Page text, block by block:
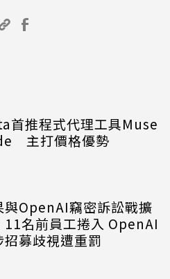
首推程式代理工具Muse
主打價格優勢
與OpenAI竊密訴訟戰擴
11名前員工捲入 OpenAI
招募歧視遭重罰